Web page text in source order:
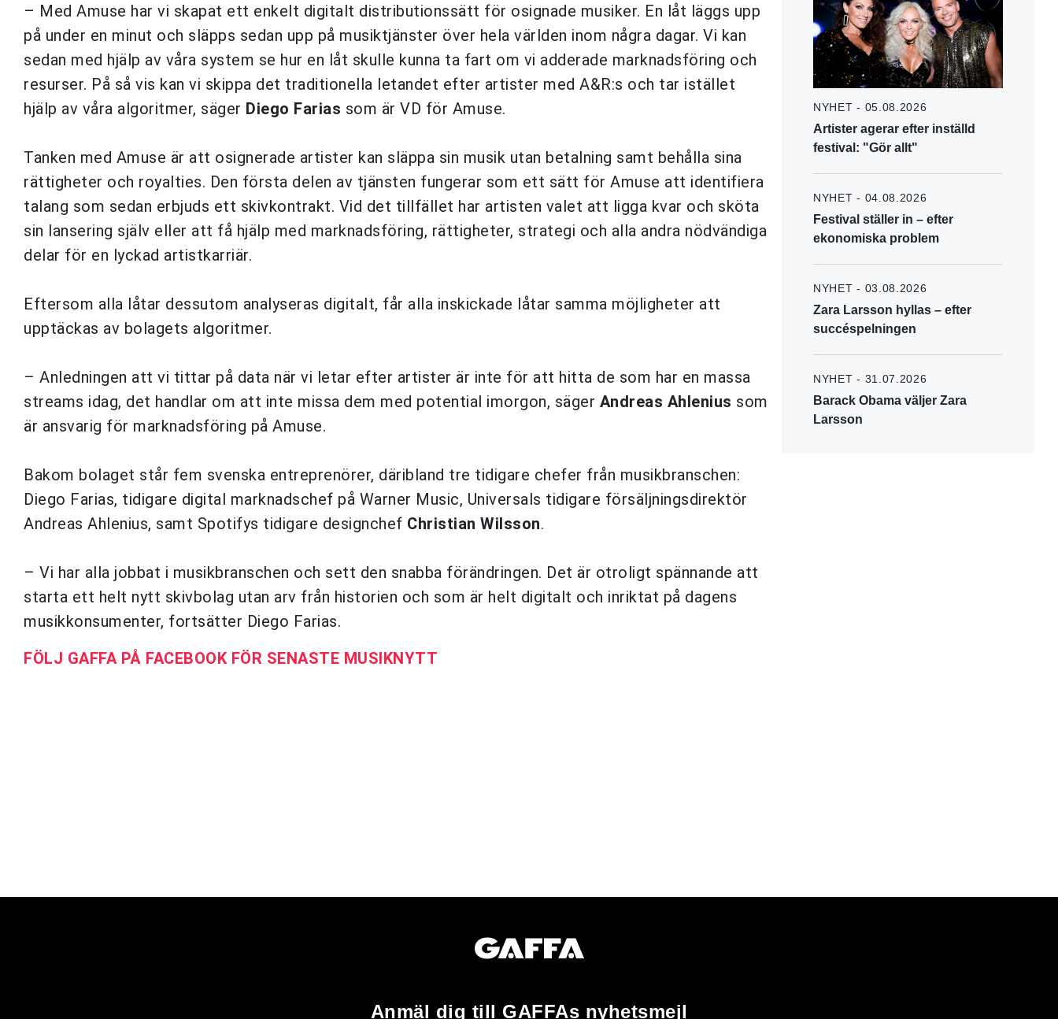
– Med Amuse har vi skapat ett enkelt digitalt distributionssätt för osignade musiker. En låt läggs upp
på under en minut och släpps sedan upp på musiktjänster över hela världen inom några dagar. Vi kan
sedan med hjälp av våra system se hur en låt skulle kunna ta fart om vi adderade marknadsföring och
resurser. På så vis kan vi skippa det traditionella letandet efter artister med A&R:s och tar istället
hjälp av våra algoritmer, säger Diego Farias som är VD för Amuse.
Tanken med Amuse är att osignerade artister kan släppa sin musik utan betalning samt behålla sina
rättigheter och royalties. Den första delen av tjänsten fungerar som ett sätt för Amuse att identifiera
talang som sedan erbjuds ett skivkontrakt. Vid det tillfället har artisten valet att ligga kvar och sköta
sin lansering själv eller att få hjälp med marknadsföring, rättigheter, strategi och alla andra nödvändiga
delar för en lyckad artistkarriär.
Eftersom alla låtar dessutom analyseras digitalt, får alla inskickade låtar samma möjligheter att
upptäckas av bolagets algoritmer.
– Anledningen att vi tittar på data när vi letar efter artister är inte för att hitta de som har en massa
streams idag, det handlar om att inte missa dem med potential imorgon, säger Andreas Ahlenius som
är ansvarig för marknadsföring på Amuse.
Bakom bolaget står fem svenska entreprenörer, däribland tre tidigare chefer från musikbranschen:
Diego Farias, tidigare digital marknadschef på Warner Music, Universals tidigare försäljningsdirektör
Andreas Ahlenius, samt Spotifys tidigare designchef Christian Wilsson.
– Vi har alla jobbat i musikbranschen och sett den snabba förändringen. Det är otroligt spännande att
starta ett helt nytt skivbolag utan arv från historien och som är helt digitalt och inriktat på dagens
musikkonsumenter, fortsätter Diego Farias.
FÖLJ GAFFA PÅ FACEBOOK FÖR SENASTE MUSIKNYTT
NYHET - 05.08.2026
Artister agerar efter inställd
festival: "Gör allt"
NYHET - 04.08.2026
Festival ställer in – efter
ekonomiska problem
NYHET - 03.08.2026
Zara Larsson hyllas – efter
succéspelningen
NYHET - 31.07.2026
Barack Obama väljer Zara
Larsson
Anmäl dig till GAFFAs nyhetsmejl